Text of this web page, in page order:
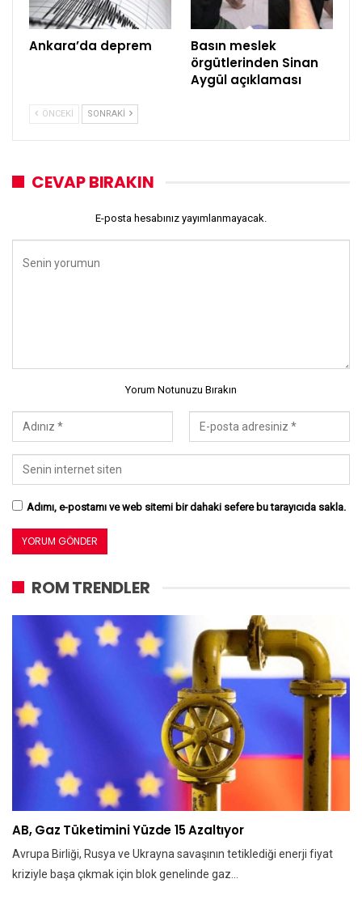
Ankara’da deprem
Basın meslek
örgütlerinden Sinan
Aygül açıklaması
ÖNCEKI SONRAKI
CEVAP BIRAKIN
E-posta hesabınız yayımlanmayacak.
Yorum Notunuzu Bırakın
Adımı, e-postamı ve web sitemi bir dahaki sefere bu tarayıcıda sakla.
ROM TRENDLER
AB, Gaz Tüketimini Yüzde 15 Azaltıyor
Avrupa Birliği, Rusya ve Ukrayna savaşının tetiklediği enerji fiyat
kriziyle başa çıkmak için blok genelinde gaz…